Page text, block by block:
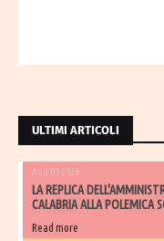
ULTIMI ARTICOLI
Aug 09 2026
LA REPLICA
CALABRIA ALLA POLEMICA
Read more